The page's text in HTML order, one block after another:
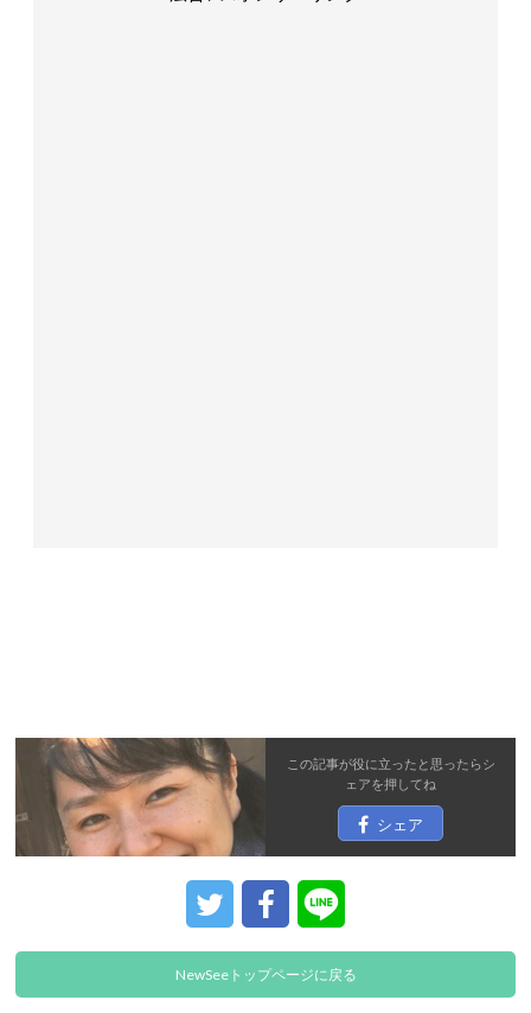
この記事が役に立ったと思ったら シ
ェアを押してね
シェア
NewSeeトップページに戻る